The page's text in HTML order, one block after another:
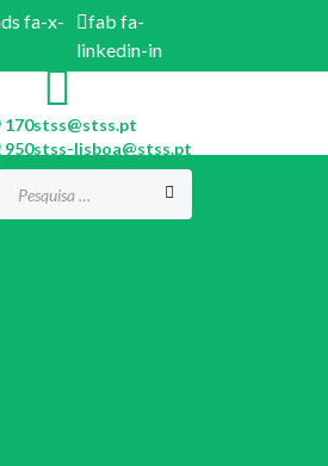
fa-x-
fab fa-
linkedin-in
170
950
stss@stss.pt
stss-lisboa@stss.pt